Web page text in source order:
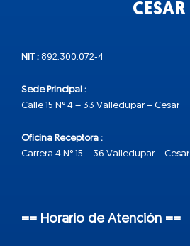
CESAR
NIT : 892.300.072-4
Sede Principal :
Calle 15 N° 4 – 33 Valledupar – Cesar
Oficina Receptora :
Carrera 4 N° 15 – 36 Valledupar – Cesar
== Horario de Atención ==